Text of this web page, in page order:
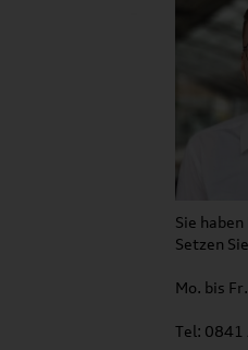
Sie haben
Setzen
Mo. bis
Tel: